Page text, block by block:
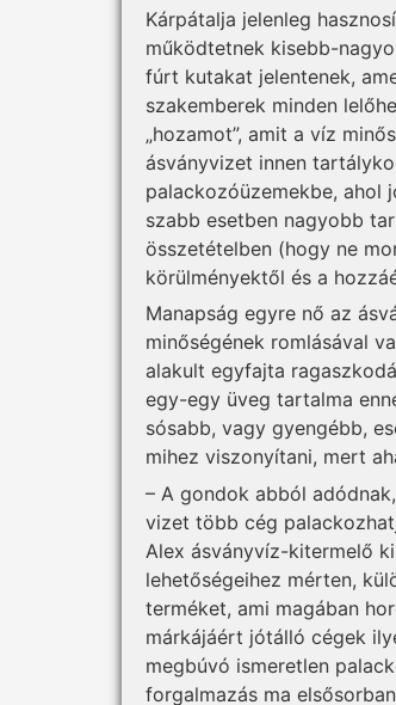
Kárpátalja jelenleg
működtetnek kisebb-
fúrt kutakat jelentenek,
szakemberek minden
„hozamot”, amit a víz
ásványvizet innen
palackozóüzemekbe, ahol
szabb esetben nagyobb
összetételben (hogy ne
körülményektől és a
Manapság egyre nő az
minőségének romlásával
alakult egyfajta
egy-egy üveg tartalma
sósabb, vagy gyengébb,
mihez viszonyítani, mert
– A gondok abból
vizet több cég
Alex ásványvíz-kitermelő
lehetőségeihez mérten,
terméket, ami magában
márkájáért jótálló cégek
megbúvó ismeretlen
forgalmazás ma